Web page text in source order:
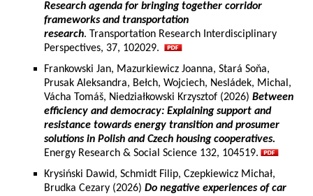
Research agenda for bringing together corridor
frameworks and transportation
research. Transportation Research Interdisciplinary
Perspectives, 37, 102029.
Frankowski Jan, Mazurkiewicz Joanna, Stará Soňa,
Prusak Aleksandra, Bełch, Wojciech, Nesládek, Michal,
Vácha Tomáš, Niedziałkowski Krzysztof (2026) Between
efficiency and democracy: Explaining support and
resistance towards energy transition and prosumer
solutions in Polish and Czech housing cooperatives.
Energy Research & Social Science 132, 104519.
Krysiński Dawid, Schmidt Filip, Czepkiewicz Michał,
Brudka Cezary (2026) Do negative experiences of car